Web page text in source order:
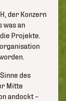
der Konzern
was an
Projekte.
des
Mitte
andockt –